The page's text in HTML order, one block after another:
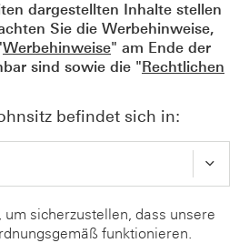
dargestellten Inhalte stellen
Sie die Werbehinweise,
Werbehinweise" am Ende der
sind sowie die "Rechtlichen
befindet sich in:
sicherzustellen, dass unsere
funktionieren.